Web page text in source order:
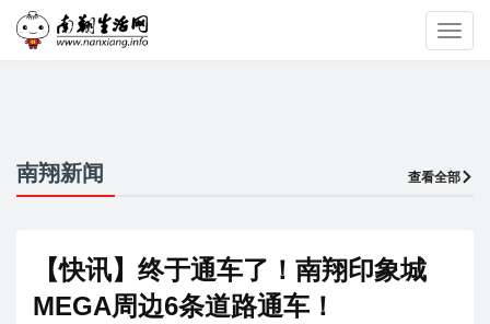
南翔新闻 查看全部
【快讯】终于通车了！南翔印象城
MEGA周边6条道路通车！